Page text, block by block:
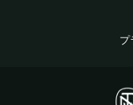
プ